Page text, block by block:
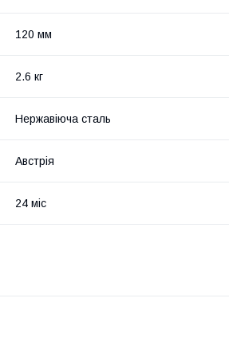
120 мм
2.6 кг
Нержавіюча сталь
Австрія
24 міс